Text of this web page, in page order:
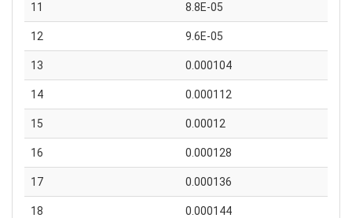
11 8.8E-05
12 9.6E-05
13 0.000104
14 0.000112
15 0.00012
16 0.000128
17 0.000136
18 0.000144